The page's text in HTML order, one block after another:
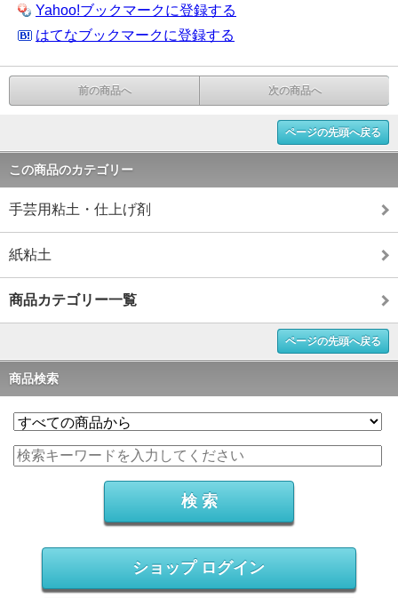
Yahoo!ブックマークに登録する
はてなブックマークに登録する
前の商品へ 次の商品へ
ページの先頭へ戻る
この商品のカテゴリー
手芸用粘土・仕上げ剤
紙粘土
商品カテゴリー一覧
ページの先頭へ戻る
商品検索
ショップ ログイン